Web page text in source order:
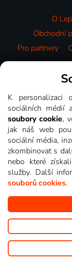
O
Obchodní
Pro partnery
Copyright ©
obrázky z
K personalizaci
sociálních médií
soubory cookie,
jak náš web
sociální média,
zkombinovat s
nebo které
služby. Další
souborů cookies.